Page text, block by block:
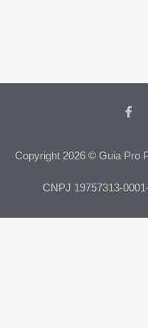
Copyright 2026 © Guia Pro
CNPJ 19757313-